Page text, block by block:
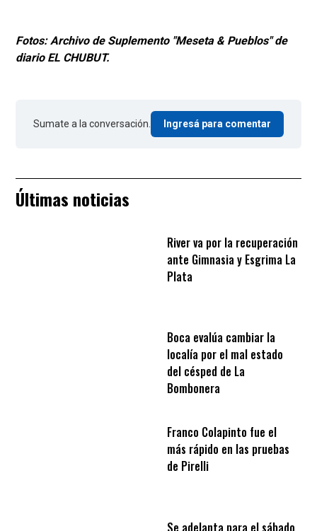
Fotos: Archivo de Suplemento "Meseta & Pueblos" de
diario EL CHUBUT.
Sumate a la conversación. Ingresá para comentar
Últimas noticias
River va por la recuperación
ante Gimnasia y Esgrima La
Plata
Boca evalúa cambiar la
localía por el mal estado
del césped de La
Bombonera
Franco Colapinto fue el
más rápido en las pruebas
de Pirelli
Se adelanta para el sábado